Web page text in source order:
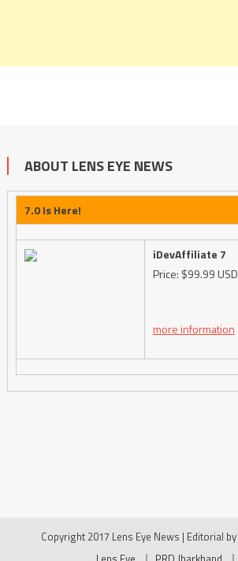
ABOUT LENS EYE NEWS
7.0 Is Here!
iDevAffiliate 7
Price: $99.99 USD
more information
Copyright 2017 Lens Eye News | Editorial by